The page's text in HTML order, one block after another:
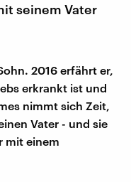
seinem Vater
2016 erfährt er,
erkrankt ist und
nimmt sich Zeit,
Vater - und sie
mit einem